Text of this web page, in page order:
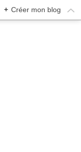
+ Créer mon blog